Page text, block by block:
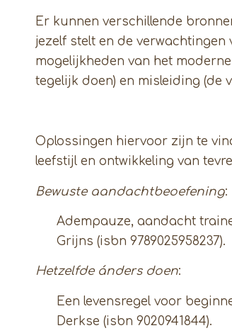
Er kunnen verschillende
jezelf stelt en de verwachtingen
mogelijkheden van het
tegelijk doen) en misleiding (de
Oplossingen hiervoor zijn te
leefstijl en ontwikkeling van
Bewuste aandachtbeoefening:
Adempauze, aandacht
Grijns (isbn 9789025958237).
Hetzelfde ánders doen:
Een levensregel voor
Derkse (isbn 9020941844).